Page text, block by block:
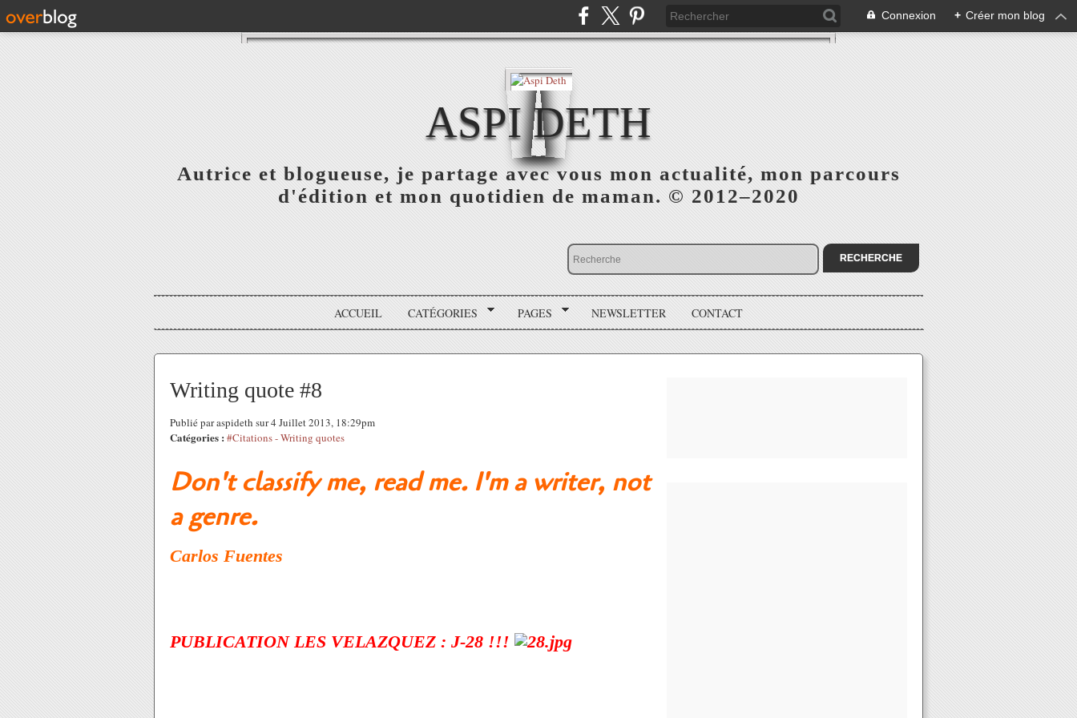
Connexion + Créer mon blog
ASPI DETH
Autrice et blogueuse, je partage avec vous mon actualité, mon parcours
d'édition et mon quotidien de maman. © 2012–2020
ACCUEIL CATÉGORIES PAGES NEWSLETTER CONTACT
Writing quote #8
Publié par aspideth sur 4 Juillet 2013, 18:29pm
Catégories : #Citations - Writing quotes
Don't classify me, read me. I'm a writer, not
a genre.
Carlos Fuentes
PUBLICATION LES VELAZQUEZ : J-28 !!!